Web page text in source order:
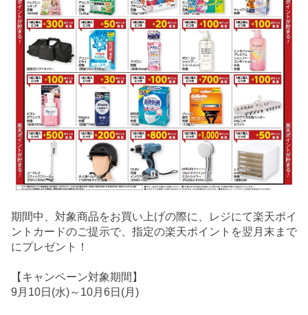
期間中、対象商品をお買い上げの際に、レジにて楽天ポイ
ントカードのご提示で、指定の楽天ポイントを翌月末まで
にプレゼント！
【キャンペーン対象期間】
9月10日(水)～10月6日(月)